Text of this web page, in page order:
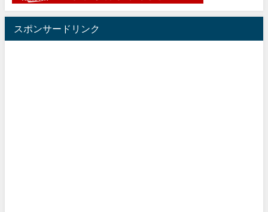
スポンサードリンク